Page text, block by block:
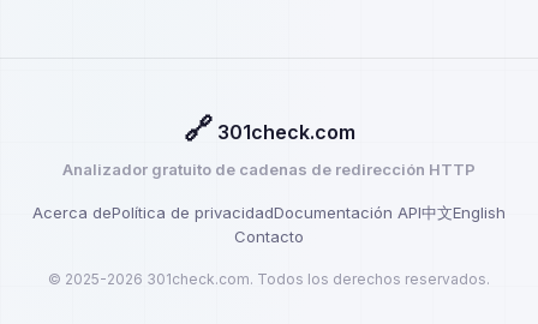
🔗 301check.com
Analizador gratuito de cadenas de redirección HTTP
Acerca dePolítica de privacidadDocumentación API中文English
Contacto
© 2025-2026 301check.com. Todos los derechos reservados.